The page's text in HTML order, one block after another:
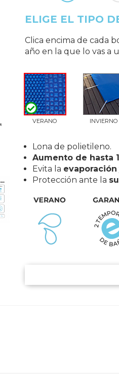
ELIGE EL TIPO
Clica encima de cada
año en la que lo vas a
VERANO INVIERNO
Lona de polietileno.
Aumento de hasta
Evita la evaporación
Protección ante la